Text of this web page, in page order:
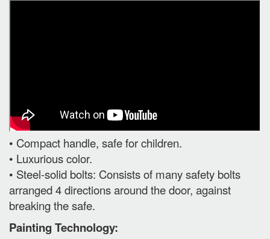
• Compact handle, safe for children.
• Luxurious color.
• Steel-solid bolts: Consists of many safety bolts
arranged 4 directions around the door, against
breaking the safe.
Painting Technology: